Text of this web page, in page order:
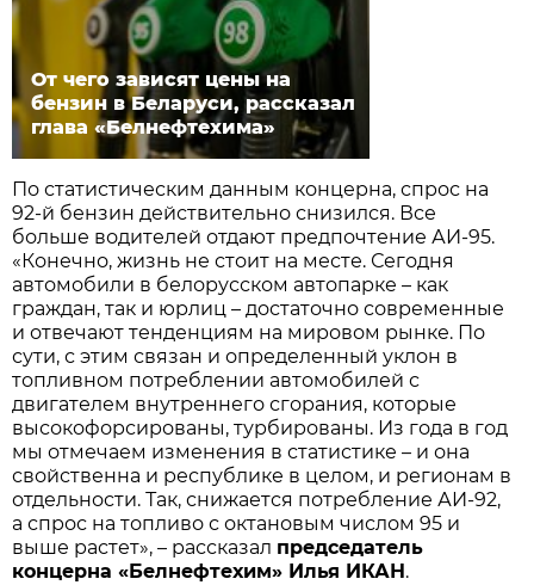
От чего зависят цены на
бензин в Беларуси, рассказал
глава «Белнефтехима»
По статистическим данным концерна, спрос на
92-й бензин действительно снизился. Все
больше водителей отдают предпочтение АИ-95.
«Конечно, жизнь не стоит на месте. Сегодня
автомобили в белорусском автопарке – как
граждан, так и юрлиц – достаточно современные
и отвечают тенденциям на мировом рынке. По
сути, с этим связан и определенный уклон в
топливном потреблении автомобилей с
двигателем внутреннего сгорания, которые
высокофорсированы, турбированы. Из года в год
мы отмечаем изменения в статистике – и она
свойственна и республике в целом, и регионам в
отдельности. Так, снижается потребление АИ-92,
а спрос на топливо с октановым числом 95 и
выше растет», – рассказал председатель
концерна «Белнефтехим» Илья ИКАН .